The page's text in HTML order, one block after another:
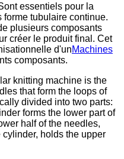
essentiels pour la
tubulaire continue.
plusieurs composants
créer le produit final. Cet
d'unMachines
composants.
knitting machine is the
that form the loops of
divided into two parts:
forms the lower part of
half of the needles,
holds the upper